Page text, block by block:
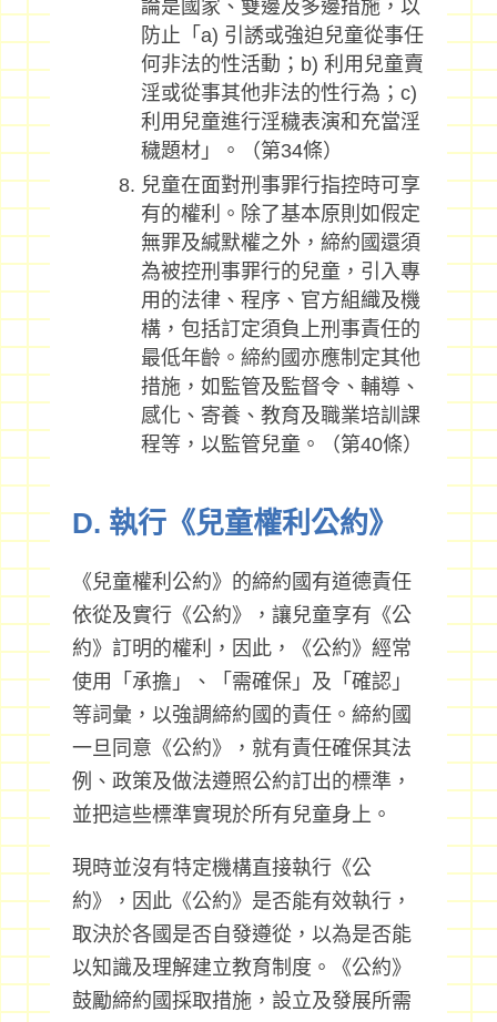
論是國家、雙邊及多邊措施，以
防止「a) 引誘或強迫兒童從事任
何非法的性活動；b) 利用兒童賣
淫或從事其他非法的性行為；c)
利用兒童進行淫穢表演和充當淫
穢題材」。（第34條）
兒童在面對刑事罪行指控時可享
有的權利。除了基本原則如假定
無罪及緘默權之外，締約國還須
為被控刑事罪行的兒童，引入專
用的法律、程序、官方組織及機
構，包括訂定須負上刑事責任的
最低年齡。締約國亦應制定其他
措施，如監管及監督令、輔導、
感化、寄養、教育及職業培訓課
程等，以監管兒童。（第40條）
D. 執行《兒童權利公約》
《兒童權利公約》的締約國有道德責任
依從及實行《公約》，讓兒童享有《公
約》訂明的權利，因此，《公約》經常
使用「承擔」、「需確保」及「確認」
等詞彙，以強調締約國的責任。締約國
一旦同意《公約》，就有責任確保其法
例、政策及做法遵照公約訂出的標準，
並把這些標準實現於所有兒童身上。
現時並沒有特定機構直接執行《公
約》，因此《公約》是否能有效執行，
取決於各國是否自發遵從，以為是否能
以知識及理解建立教育制度。《公約》
鼓勵締約國採取措施，設立及發展所需